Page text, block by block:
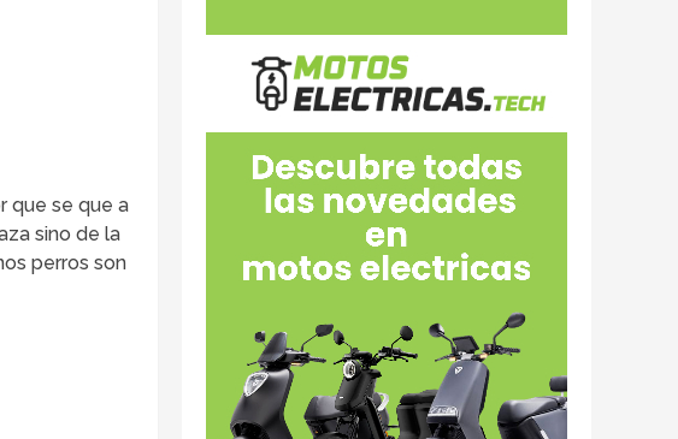
que se que a
sino de la
perros son